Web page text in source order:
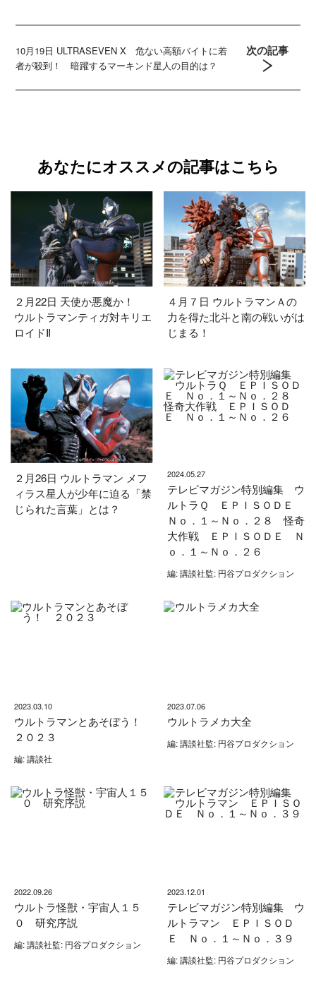
10月19日 ULTRASEVEN X 危ない高額バイトに若
者が殺到！ 暗躍するマーキンド星人の目的は？
次の記事
あなたにオススメの記事はこちら
２月22日 天使か悪魔か！
ウルトラマンティガ対キリエ
ロイドⅡ
４月７日 ウルトラマンＡの
力を得た北斗と南の戦いがは
じまる！
２月26日 ウルトラマン メフ
ィラス星人が少年に迫る「禁
じられた言葉」とは？
2024.05.27
テレビマガジン特別編集 ウ
ルトラＱ ＥＰＩＳＯＤＥ
Ｎｏ．１～Ｎｏ．２８ 怪奇
大作戦 ＥＰＩＳＯＤＥ Ｎ
ｏ．１～Ｎｏ．２６
編: 講談社監: 円谷プロダクション
2023.03.10
ウルトラマンとあそぼう！
２０２３
編: 講談社
2023.07.06
ウルトラメカ大全
編: 講談社監: 円谷プロダクション
2022.09.26
ウルトラ怪獣・宇宙人１５
０ 研究序説
編: 講談社監: 円谷プロダクション
2023.12.01
テレビマガジン特別編集 ウ
ルトラマン ＥＰＩＳＯＤ
Ｅ Ｎｏ．１～Ｎｏ．３９
編: 講談社監: 円谷プロダクション